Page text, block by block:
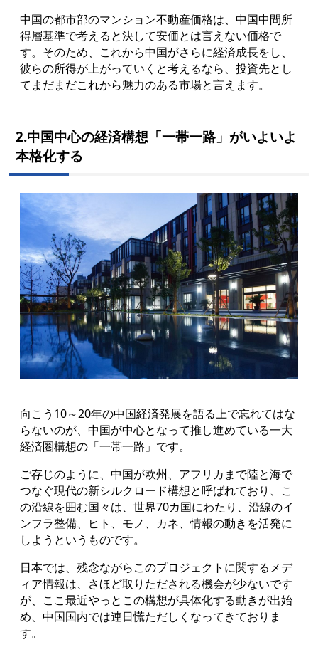
中国の都市部のマンション不動産価格は、中国中間所
得層基準で考えると決して安価とは言えない価格で
す。そのため、これから中国がさらに経済成長をし、
彼らの所得が上がっていくと考えるなら、投資先とし
てまだまだこれから魅力のある市場と言えます。
2.中国中心の経済構想「一帯一路」がいよいよ
本格化する
向こう10～20年の中国経済発展を語る上で忘れてはな
らないのが、中国が中心となって推し進めている一大
経済圏構想の「一帯一路」です。
ご存じのように、中国が欧州、アフリカまで陸と海で
つなぐ現代の新シルクロード構想と呼ばれており、こ
の沿線を囲む国々は、世界70カ国にわたり、沿線のイ
ンフラ整備、ヒト、モノ、カネ、情報の動きを活発に
しようというものです。
日本では、残念ながらこのプロジェクトに関するメデ
ィア情報は、さほど取りただされる機会が少ないです
が、ここ最近やっとこの構想が具体化する動きが出始
め、中国国内では連日慌ただしくなってきておりま
す。